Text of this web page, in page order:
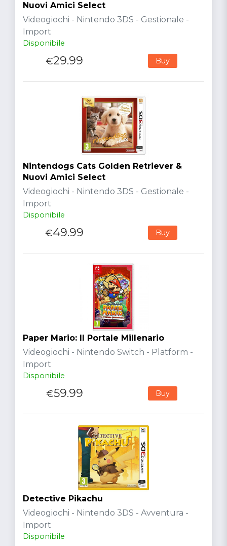
Nuovi Amici Select
Videogiochi - Nintendo 3DS - Gestionale -
Import
Disponibile
€29.99 Buy
Nintendogs Cats Golden Retriever &
Nuovi Amici Select
Videogiochi - Nintendo 3DS - Gestionale -
Import
Disponibile
€49.99 Buy
Paper Mario: Il Portale Millenario
Videogiochi - Nintendo Switch - Platform -
Import
Disponibile
€59.99 Buy
Detective Pikachu
Videogiochi - Nintendo 3DS - Avventura -
Import
Disponibile